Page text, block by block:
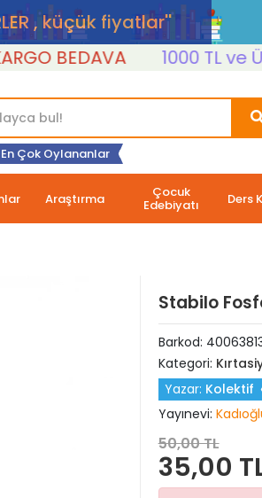
, küçük fiyatlar''
BEDAVA 1000 TL ve ÜZERİ
En Çok Oylananlar
Araştırma Çocuk
Edebiyatı Ders
Stabilo
Barkod:
Kategori:
Yazar: Kolektif
Yayınevi:
50,00 TL
35,00